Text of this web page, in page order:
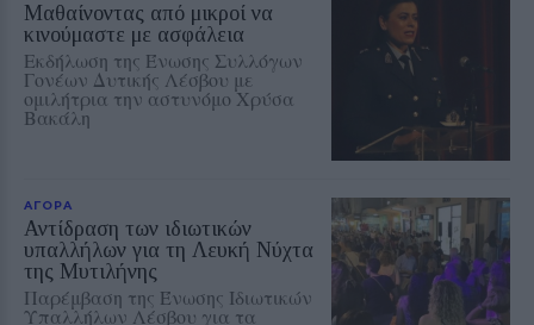
Μαθαίνοντας από μικροί να
κινούμαστε με ασφάλεια
Εκδήλωση της Ένωσης Συλλόγων
Γονέων Δυτικής Λέσβου με
ομιλήτρια την αστυνόμο Χρύσα
Βακάλη
ΑΓΟΡΑ
Αντίδραση των ιδιωτικών
υπαλλήλων για τη Λευκή Νύχτα
της Μυτιλήνης
Παρέμβαση της Ένωσης Ιδιωτικών
Υπαλλήλων Λέσβου για τα